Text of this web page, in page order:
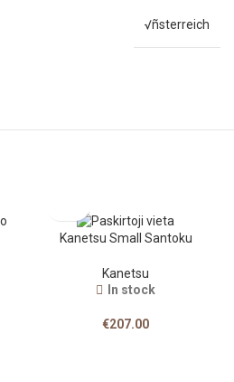
√ñsterreich
Kanetsu Small Santoku
Kanetsu
In stock
€207.00